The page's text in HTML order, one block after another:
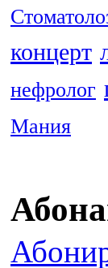
концерт
нефролог
Мания